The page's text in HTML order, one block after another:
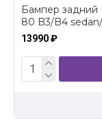
Бампер задний
80 B3/B4
13990 ₽